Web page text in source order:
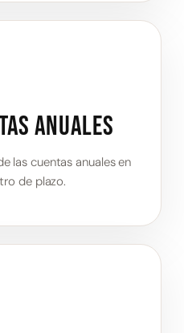
anuales
las cuentas anuales en
de plazo.